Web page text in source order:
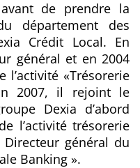
de prendre la
département des
Crédit Local. En
général et en 2004
l’activité «Trésorerie
2007, il rejoint le
Dexia d’abord
l’activité trésorerie
général du
Banking ».